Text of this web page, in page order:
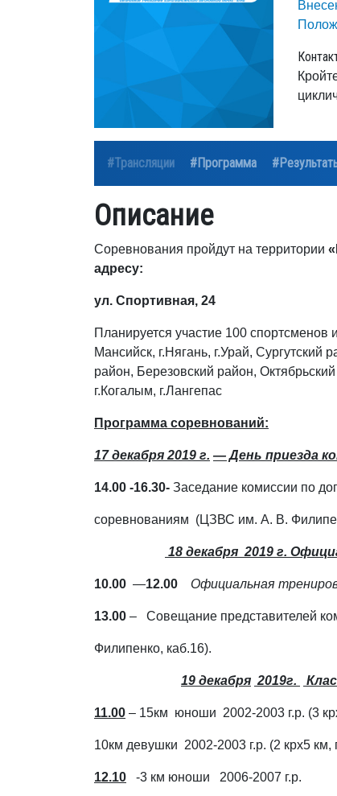
#Трансляции #Программа
Описание
Соревнования пройдут на территории
адресу:
ул. Спортивная, 24
Планируется участие 100 спортсменов
Мансийск, г.Нягань, г.Урай, Сургутский
район, Березовский район,
г.Когалым, г.Лангепас
Программа соревнований:
17 декабря 2019 г. — День приезда
14.00 -16.30- Заседание комиссии по
соревнованиям (ЦЗВС им. А. В.
18 декабря 2019 г.
10.00 —12.00 Официальная
13.00 – Совещание представителей
Филипенко, каб.16).
19 декабря 2019г.
11.00 – 15км юноши 2002-2003 г.р. (3
10км девушки 2002-2003 г.р. (2 крх5 км,
12.10 -3 км юноши 2006-2007 г.р.